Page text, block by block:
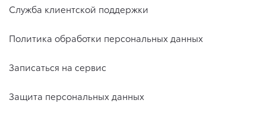
Служба клиентской поддержки
Политика обработки персональных данных
Записаться на сервис
Защита персональных данных